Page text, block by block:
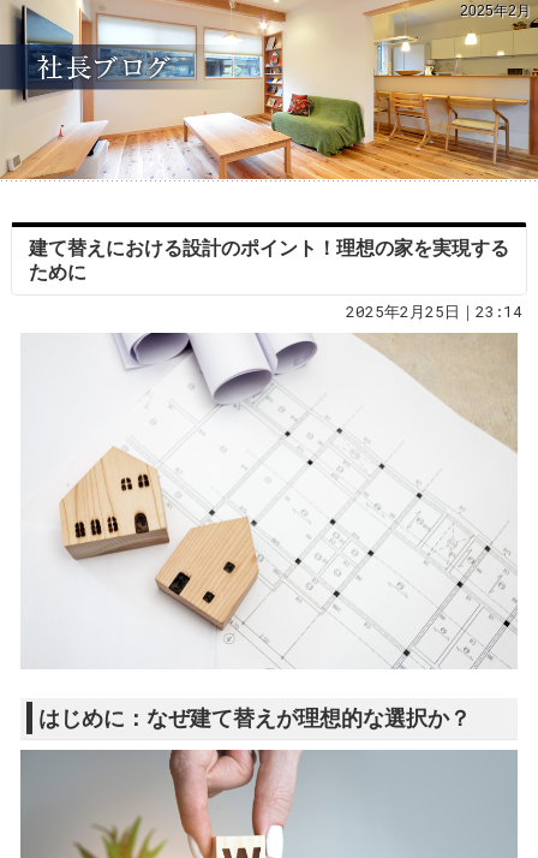
2025年2月
建て替えにおける設計のポイント！理想の家を実現する
ために
2025年2月25日｜23:14
はじめに：なぜ建て替えが理想的な選択か？